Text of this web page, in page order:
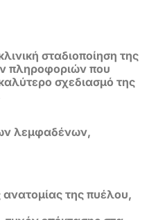
σταδιοποίηση της
πληροφοριών που
σχεδιασμό της
λεμφαδένων,
ανατομίας της πυέλου,